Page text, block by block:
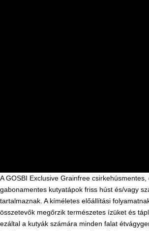
A GOSBI Exclusive Grainfree
gabonamentes kutyatápok friss húst és/vagy
tartalmaznak. A kíméletes előállítási
összetevők megőrzik természetes ízüket és
ezáltal a kutyák számára minden falat